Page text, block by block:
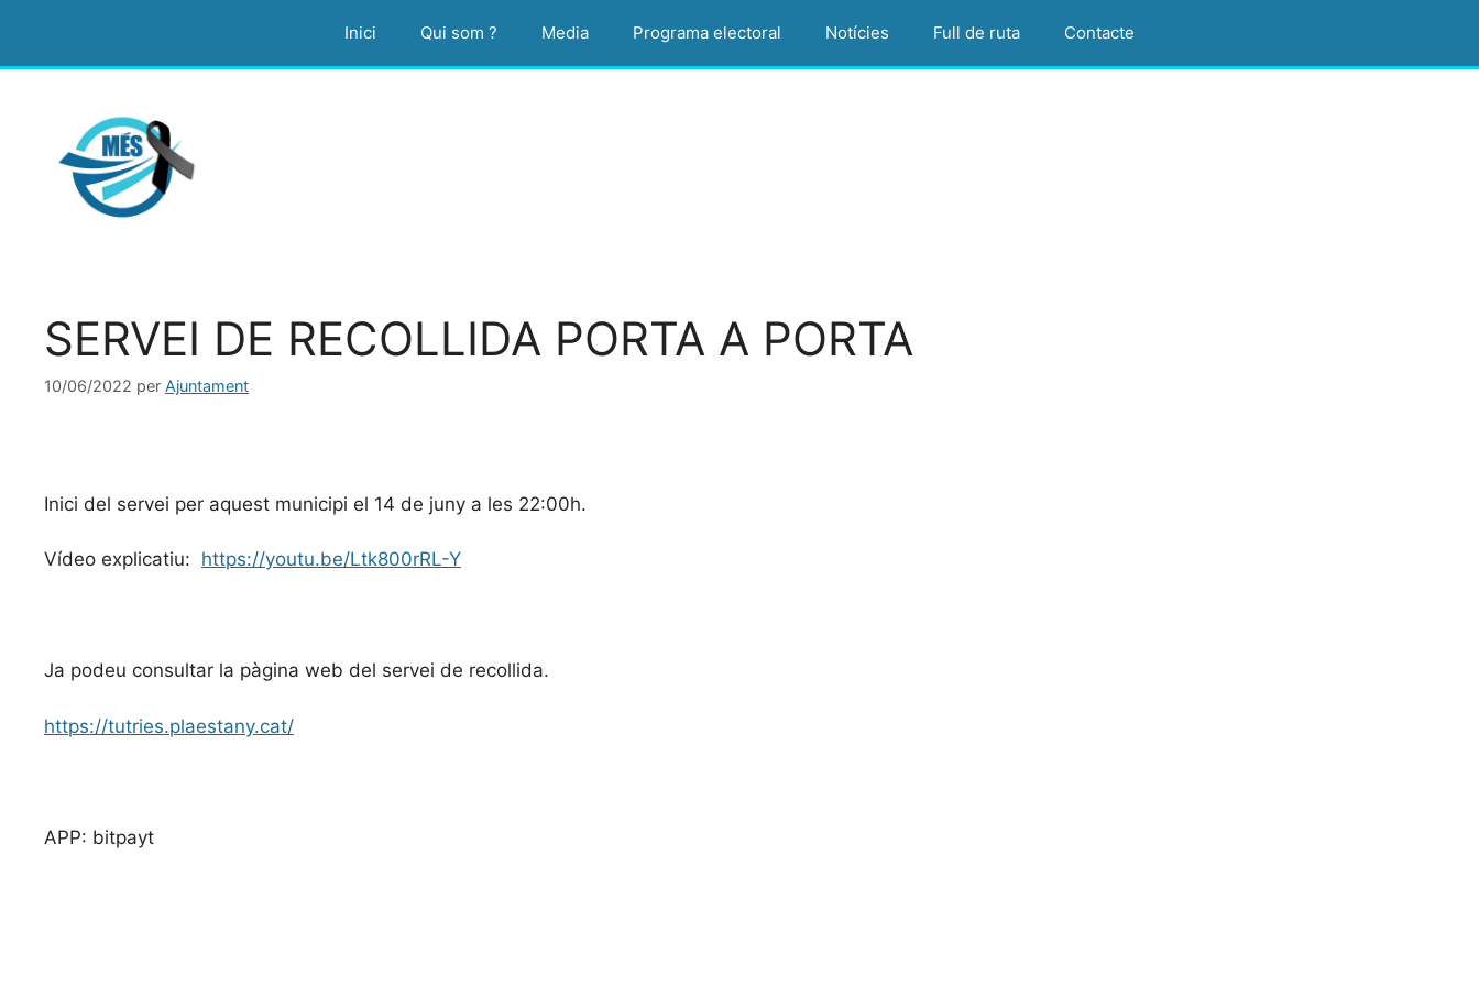
contingut
Inici Qui som ? Media Programa electoral Notícies Full de ruta Contacte
SERVEI DE RECOLLIDA PORTA A PORTA
10/06/2022 per Ajuntament
Inici del servei per aquest municipi el 14 de juny a les 22:00h.
Vídeo explicatiu: https://youtu.be/Ltk800rRL-Y
Ja podeu consultar la pàgina web del servei de recollida.
https://tutries.plaestany.cat/
APP: bitpayt